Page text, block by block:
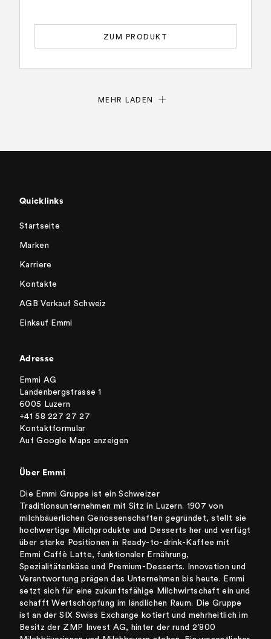
ZUM PRODUKT
MEHR LADEN
Quicklinks
Startseite
Marken
Karriere
Kontakte
AGB Verkauf Schweiz
Einkauf Emmi
Adresse
Emmi AG
Landenbergstrasse 1
6005 Luzern
+41 58 227 27 27
Kontaktformular
Auf Google Maps anzeigen
Über Emmi
Die Emmi Gruppe ist ein Schweizer
Traditionsunternehmen mit Sitz in Luzern. 1907 von
milchbäuerlichen Genossenschaften gegründet, stellt sie
hochwertige Milchprodukte und Desserts her und verfügt
über starke Positionen in Ready-to-drink-Kaffee mit
Emmi Caffè Latte, funktionaler Ernährung,
Spezialitätenkäse und Premium-Desserts. Innovation und
Verantwortung prägen das Unternehmen bis heute. Emmi
setzt sich für eine zukunftsfähige Milchwirtschaft ein und
schafft Wertschöpfung im ländlichen Raum. Die Gruppe
ist an der SIX Swiss Exchange kotiert und mehrheitlich im
Besitz der ZMP Invest AG, hinter der rund 2’800